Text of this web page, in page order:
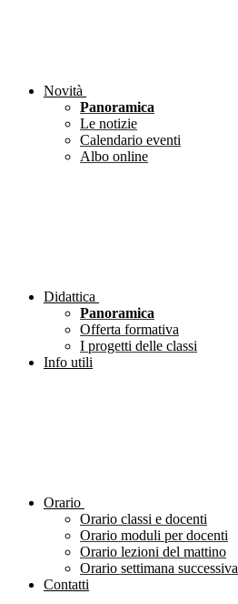
Novità
Panoramica
Le notizie
Calendario eventi
Albo online
Didattica
Panoramica
Offerta formativa
I progetti delle classi
Info utili
Orario
Orario classi e docenti
Orario moduli per docenti
Orario lezioni del mattino
Orario settimana successiva
Contatti